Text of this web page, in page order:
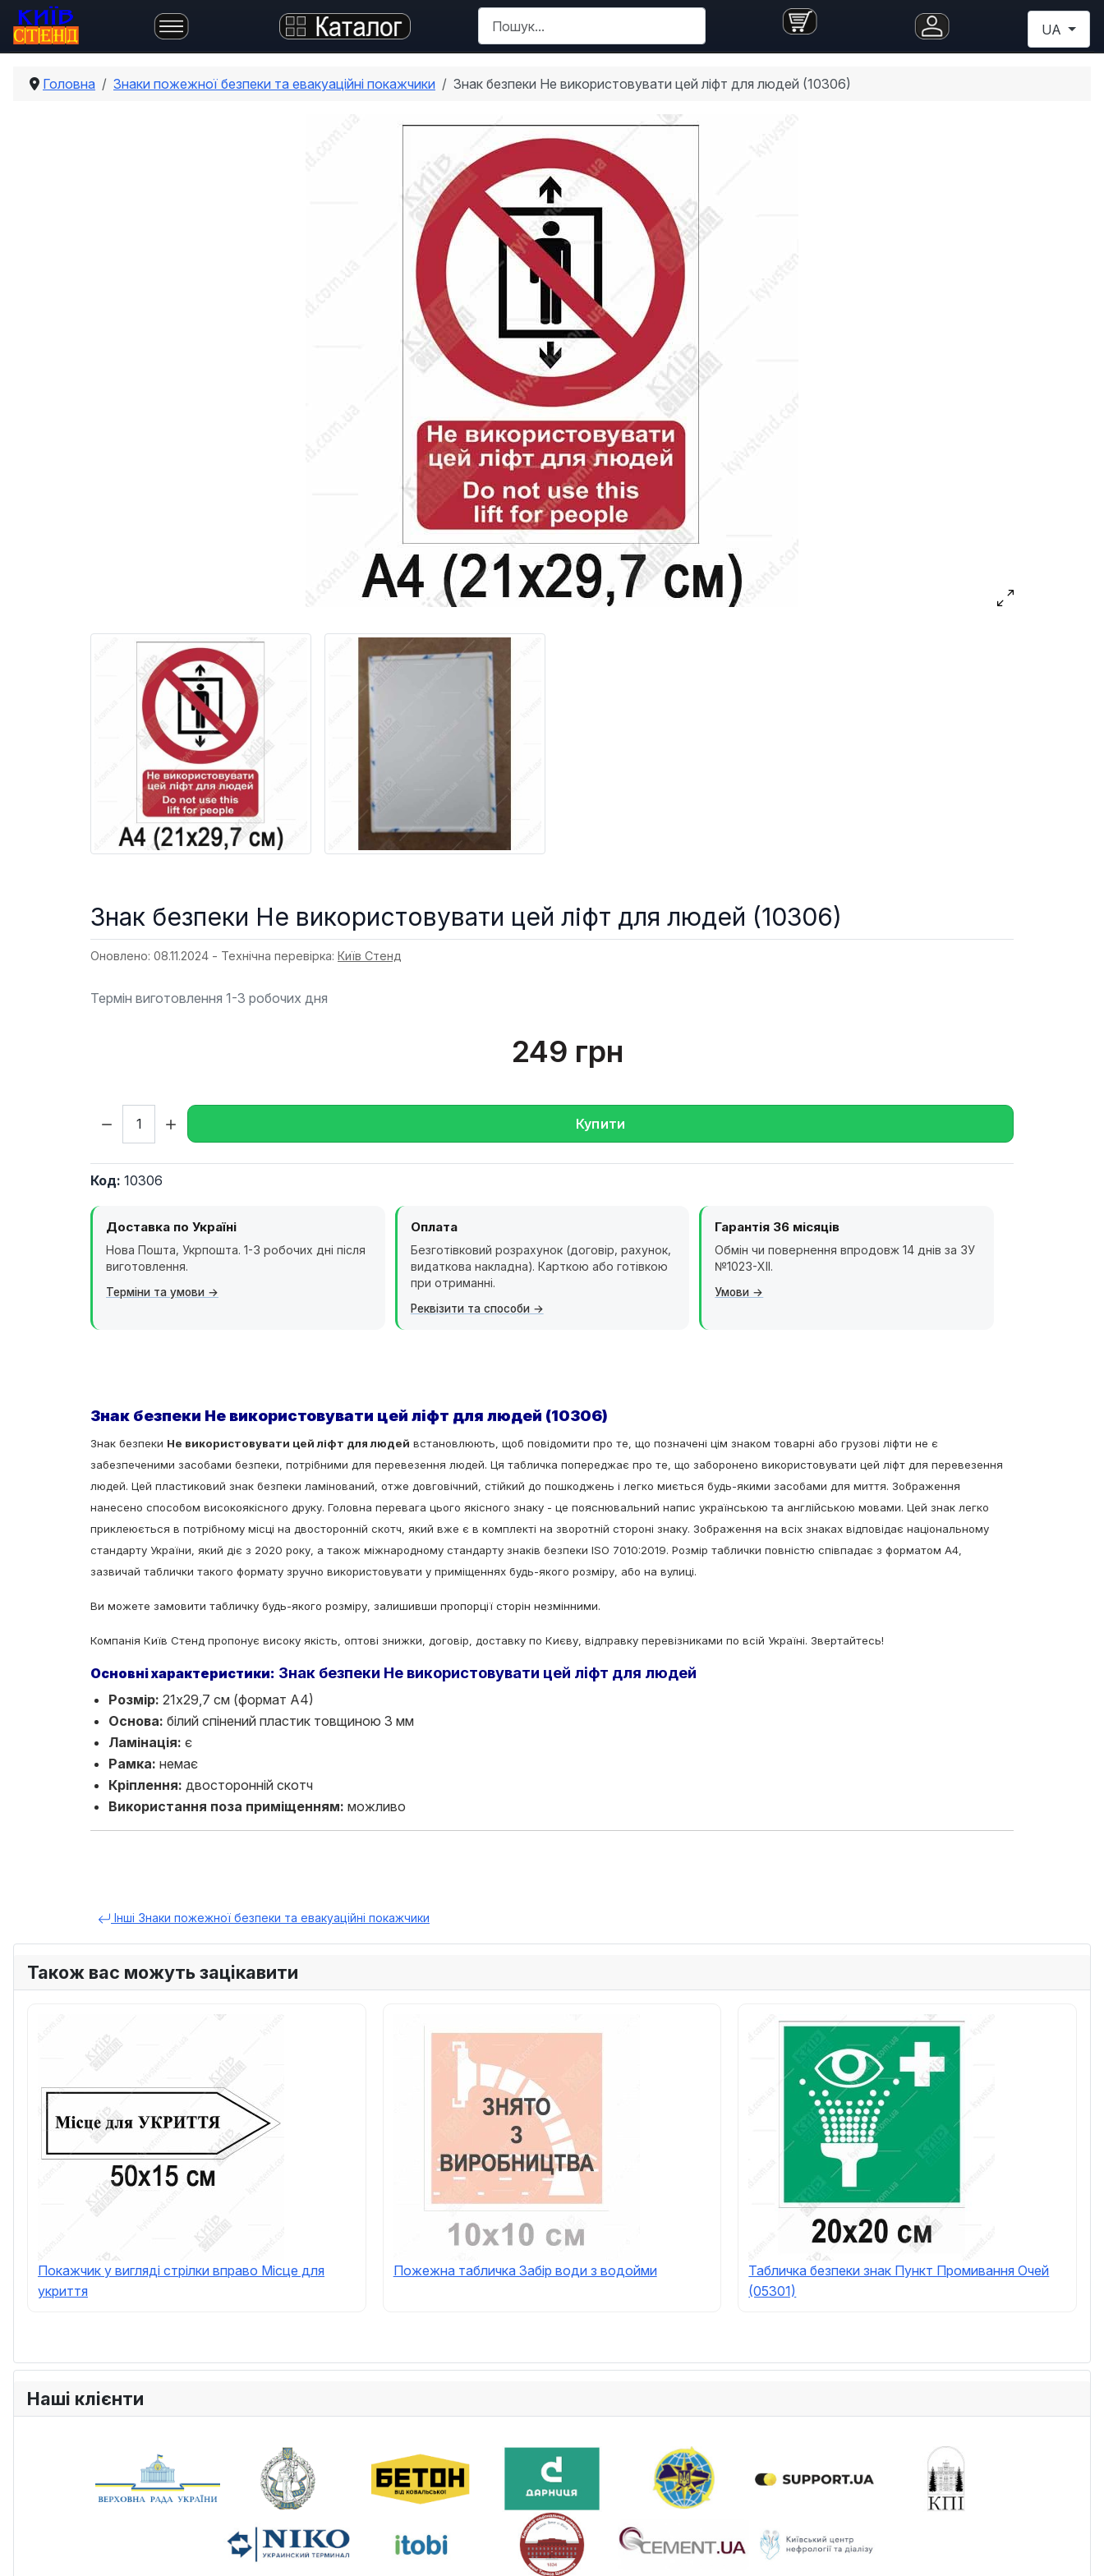
Оберіть
UA
Головна Знаки пожежної безпеки та евакуаційні покажчики Знак безпеки Не використовувати цей ліфт для людей (10306)
Знак безпеки Не використовувати цей ліфт для людей (10306)
Оновлено: 08.11.2024 - Технічна перевірка: Київ Стенд
Термін виготовлення 1-3 робочих дня
249 грн
Купити
Код: 10306
Доставка по Україні
Нова Пошта, Укрпошта. 1-3 робочих дні після
виготовлення.
Терміни та умови
Оплата
Безготівковий розрахунок (договір, рахунок,
видаткова накладна). Карткою або готівкою
при отриманні.
Реквізити та способи
Гарантія 36 місяців
Обмін чи повернення впродовж 14 днів за ЗУ
№1023-XII.
Умови
Знак безпеки Не використовувати цей ліфт для людей (10306)
Знак безпеки Не використовувати цей ліфт для людей встановлюють, щоб повідомити про те, що позначені цім знаком товарні або грузові ліфти не є
забезпеченими засобами безпеки, потрібними для перевезення людей. Ця табличка попереджає про те, що заборонено використовувати цей ліфт для перевезення
людей. Цей пластиковий знак безпеки ламінований, отже довговічний, стійкий до пошкоджень і легко миється будь-якими засобами для миття. Зображення
нанесено способом високоякісного друку. Головна перевага цього якісного знаку - це пояснювальний напис українською та англійською мовами. Цей знак легко
приклеюється в потрібному місці на двосторонній скотч, який вже є в комплекті на зворотній стороні знаку. Зображення на всіх знаках відповідає національному
стандарту України, який діє з 2020 року, а також міжнародному стандарту знаків безпеки ISO 7010:2019. Розмір таблички повністю співпадає з форматом А4,
зазвичай таблички такого формату зручно використовувати у приміщеннях будь-якого розміру, або на вулиці.
Ви можете замовити табличку будь-якого розміру, залишивши пропорції сторін незмінними.
Компанія Київ Стенд пропонує високу якість, оптові знижки, договір, доставку по Києву, відправку перевізниками по всій Україні. Звертайтесь!
Основні характеристики: Знак безпеки Не використовувати цей ліфт для людей
Розмір: 21х29,7 см (формат А4)
Основа: білий спінений пластик товщиною 3 мм
Ламінація: є
Рамка: немає
Кріплення: двосторонній скотч
Використання поза приміщенням: можливо
Інші Знаки пожежної безпеки та евакуаційні покажчики
Також вас можуть зацікавити
Покажчик у вигляді стрілки вправо Місце для
укриття
Пожежна табличка Забір води з водойми
Табличка безпеки знак Пункт Промивання Очей
(05301)
Наші клієнти